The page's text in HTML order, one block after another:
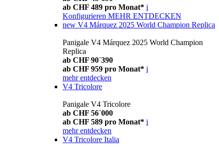
ab CHF 489 pro Monat* i
Konfigurieren MEHR ENTDECKEN
new V4 Márquez 2025 World Champion Replica
Panigale V4 Márquez 2025 World Champion
Replica
ab CHF 90´390
ab CHF 959 pro Monat* i
mehr entdecken
V4 Tricolore
Panigale V4 Tricolore
ab CHF 56´000
ab CHF 589 pro Monat* i
mehr entdecken
V4 Tricolore Italia